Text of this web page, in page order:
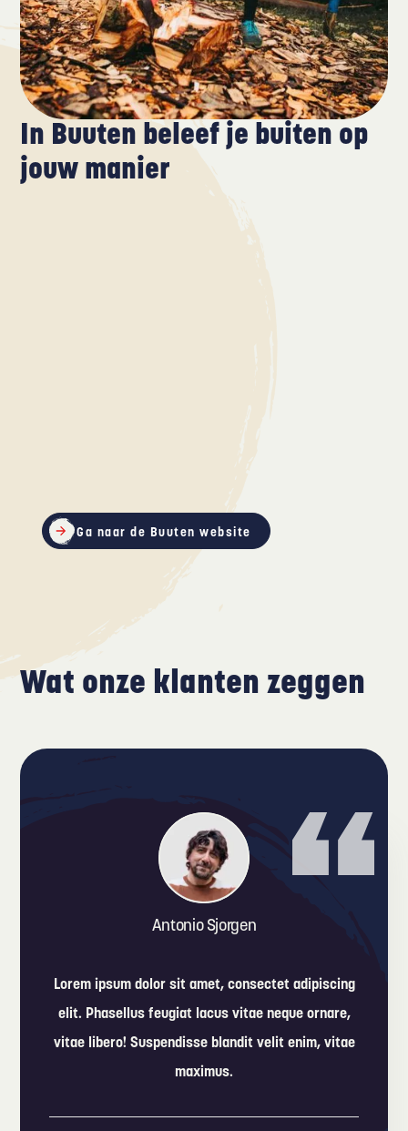
In Buuten beleef je buiten op
jouw manier
Ga naar de Buuten website
Wat onze klanten zeggen
Antonio Sjorgen
Lorem ipsum dolor sit amet, consectet adipiscing
elit. Phasellus feugiat lacus vitae neque ornare,
vitae libero! Suspendisse blandit velit enim, vitae
maximus.